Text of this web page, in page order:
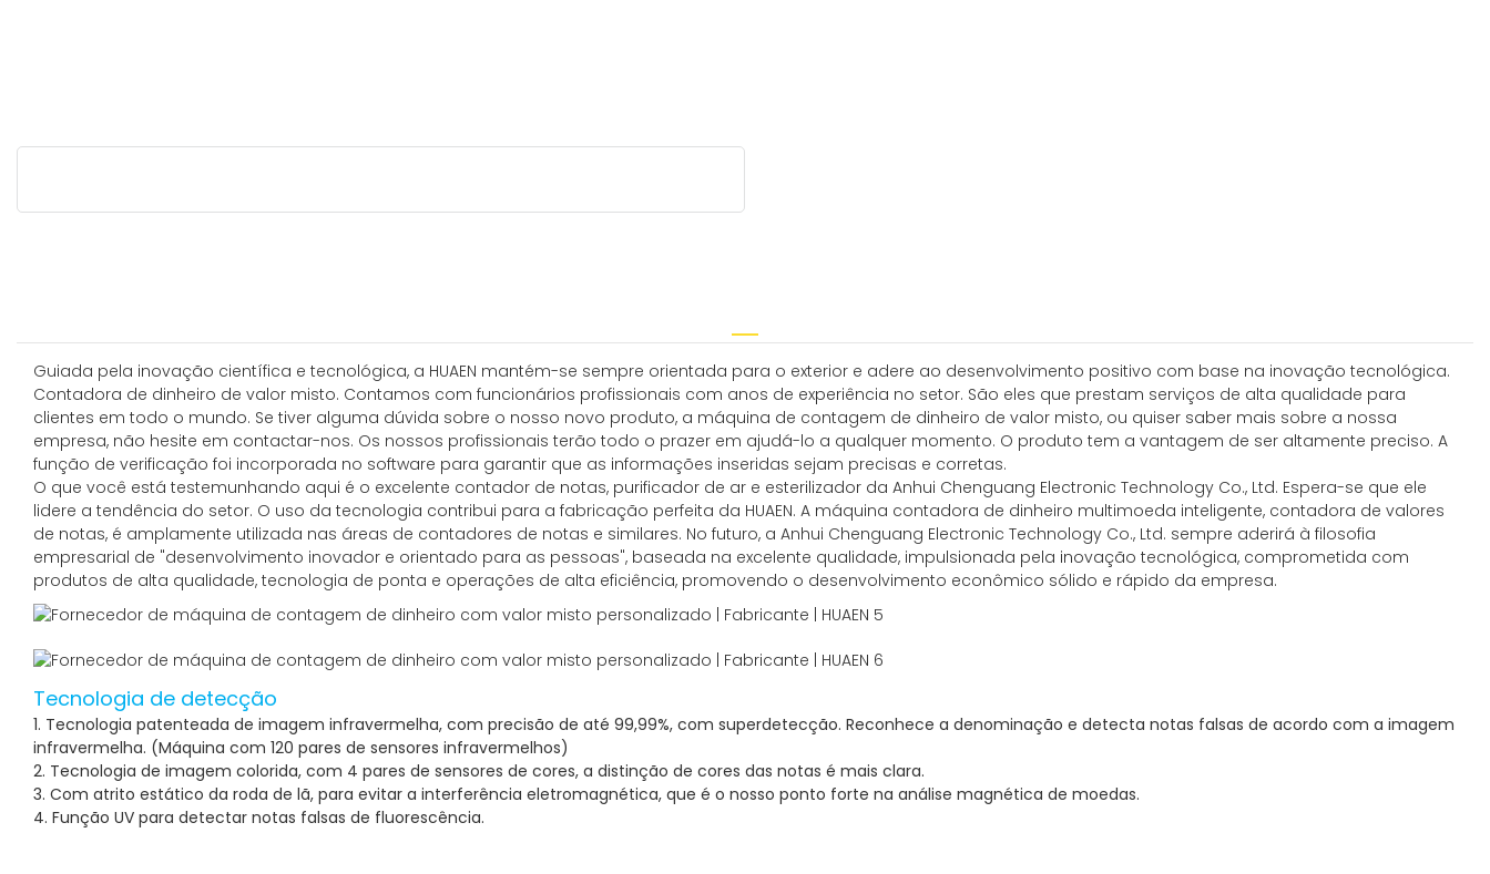
Guiada pela inovação científica e tecnológica, a HUAEN mantém-se sempre orientada para o exterior e adere ao desenvolvimento positivo com base na inovação tecnológica.
Contadora de dinheiro de valor misto. Contamos com funcionários profissionais com anos de experiência no setor. São eles que prestam serviços de alta qualidade para
clientes em todo o mundo. Se tiver alguma dúvida sobre o nosso novo produto, a máquina de contagem de dinheiro de valor misto, ou quiser saber mais sobre a nossa
empresa, não hesite em contactar-nos. Os nossos profissionais terão todo o prazer em ajudá-lo a qualquer momento. O produto tem a vantagem de ser altamente preciso. A
função de verificação foi incorporada no software para garantir que as informações inseridas sejam precisas e corretas.
O que você está testemunhando aqui é o excelente contador de notas, purificador de ar e esterilizador da Anhui Chenguang Electronic Technology Co., Ltd. Espera-se que ele
lidere a tendência do setor. O uso da tecnologia contribui para a fabricação perfeita da HUAEN. A máquina contadora de dinheiro multimoeda inteligente, contadora de valores
de notas, é amplamente utilizada nas áreas de contadores de notas e similares. No futuro, a Anhui Chenguang Electronic Technology Co., Ltd. sempre aderirá à filosofia
empresarial de "desenvolvimento inovador e orientado para as pessoas", baseada na excelente qualidade, impulsionada pela inovação tecnológica, comprometida com
produtos de alta qualidade, tecnologia de ponta e operações de alta eficiência, promovendo o desenvolvimento econômico sólido e rápido da empresa.
Tecnologia de detecção
1. Tecnologia patenteada de imagem infravermelha, com precisão de até 99,99%, com superdetecção. Reconhece a denominação e detecta notas falsas de acordo com a imagem
infravermelha. (Máquina com 120 pares de sensores infravermelhos)
2. Tecnologia de imagem colorida, com 4 pares de sensores de cores, a distinção de cores das notas é mais clara.
3. Com atrito estático da roda de lã, para evitar a interferência eletromagnética, que é o nosso ponto forte na análise magnética de moedas.
4. Função UV para detectar notas falsas de fluorescência.